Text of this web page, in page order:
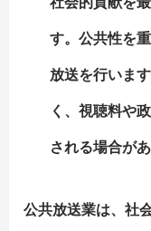
す。公共性を
放送を行いま
く、視聴料や
される場合があ
公共放送業は、社